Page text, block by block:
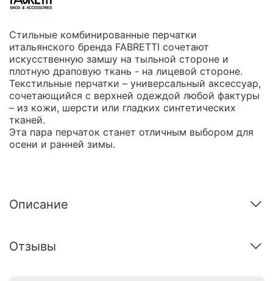
Стильные комбинированные перчатки
итальянского бренда FABRETTI сочетают
искусственную замшу на тыльной стороне и
плотную драповую ткань - на лицевой стороне.
Текстильные перчатки – универсальный аксессуар,
сочетающийся с верхней одеждой любой фактуры
– из кожи, шерсти или гладких синтетических
тканей.
Эта пара перчаток станет отличным выбором для
осени и ранней зимы.
Описание
Отзывы